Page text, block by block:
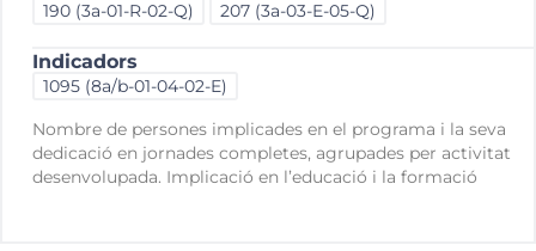
190 (3a-01-R-02-Q) 207 (3a-03-E-05-Q)
Indicadors
1095 (8a/b-01-04-02-E)
Nombre de persones implicades en el programa i la seva
dedicació en jornades completes, agrupades per activitat
desenvolupada. Implicació en l’educació i la formació